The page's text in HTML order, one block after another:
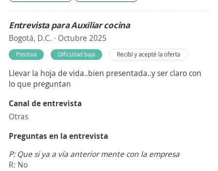
Entrevista para Auxiliar cocina
Bogotá, D.C. · Octubre 2025
Positiva Dificultad baja Recibí y acepté la oferta
Llevar la hoja de vida..bien presentada..y ser claro con
lo que preguntan
Canal de entrevista
Otras
Preguntas en la entrevista
P: Que si ya a vía anterior mente con la empresa
R: No